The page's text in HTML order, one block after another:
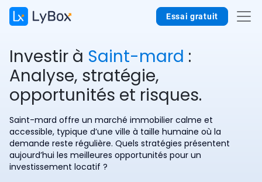
Essai gratuit
Investir à Saint-mard :
Analyse, stratégie,
opportunités et risques.
Saint-mard offre un marché immobilier calme et
accessible, typique d’une ville à taille humaine où la
demande reste régulière. Quels stratégies présentent
aujourd’hui les meilleures opportunités pour un
investissement locatif ?